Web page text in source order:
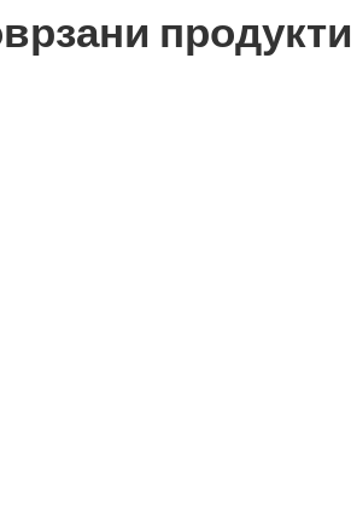
продукти